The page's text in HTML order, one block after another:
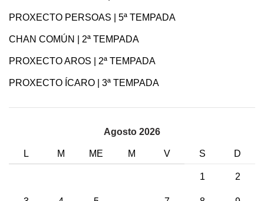
PROXECTO PERSOAS | 5ª TEMPADA
CHAN COMÚN | 2ª TEMPADA
PROXECTO AROS | 2ª TEMPADA
PROXECTO ÍCARO | 3ª TEMPADA
Agosto 2026
L M ME M V S D
1 2